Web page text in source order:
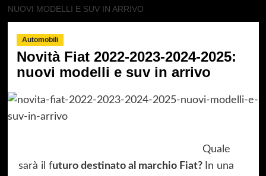
NUOVI MODELLI E SUV IN ARRIVO
Automobili
Novità Fiat 2022-2023-2024-2025:
nuovi modelli e suv in arrivo
Quale
sarà il futuro destinato al marchio Fiat? In una